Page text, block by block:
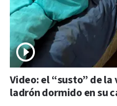
Video: el “susto” de
ladrón dormido en su